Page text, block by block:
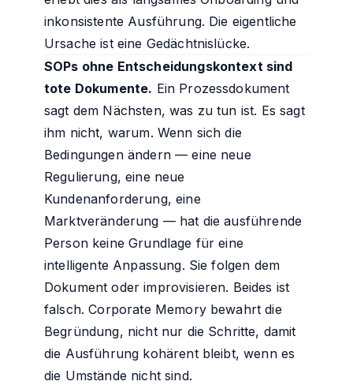
inkonsistente Ausführung. Die eigentliche
Ursache ist eine Gedächtnislücke.
SOPs ohne Entscheidungskontext sind
tote Dokumente. Ein Prozessdokument
sagt dem Nächsten, was zu tun ist. Es sagt
ihm nicht, warum. Wenn sich die
Bedingungen ändern — eine neue
Regulierung, eine neue
Kundenanforderung, eine
Marktveränderung — hat die ausführende
Person keine Grundlage für eine
intelligente Anpassung. Sie folgen dem
Dokument oder improvisieren. Beides ist
falsch. Corporate Memory bewahrt die
Begründung, nicht nur die Schritte, damit
die Ausführung kohärent bleibt, wenn es
die Umstände nicht sind.